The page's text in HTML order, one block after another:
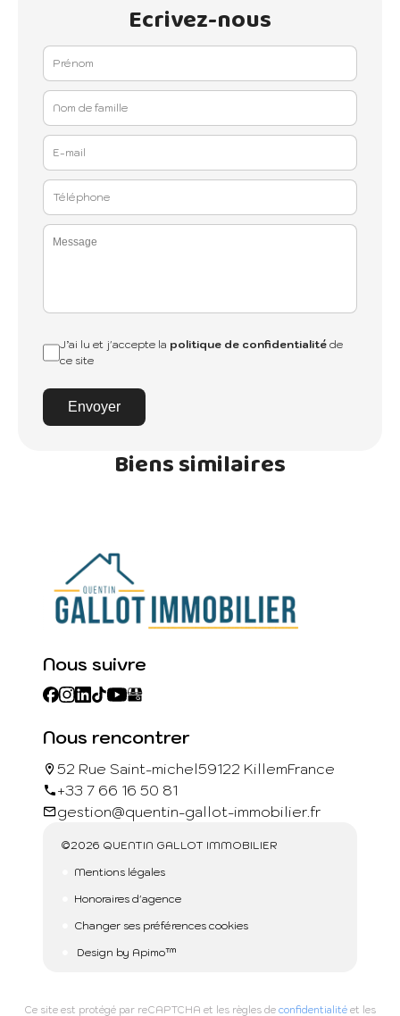
Ecrivez-nous
J’ai lu et j'accepte la politique de confidentialitéde
ce site
Envoyer
Biens similaires
Nous suivre
Nous rencontrer
52 Rue Saint-michel59122 KillemFrance
+33 7 66 16 50 81
gestion@quentin-gallot-immobilier.fr
©2026 QUENTIN GALLOT IMMOBILIER
Mentions légales
Honoraires d'agence
Changer ses préférences cookies
Design by Apimo™
Ce site est protégé par reCAPTCHA et les règles de confidentialité et les